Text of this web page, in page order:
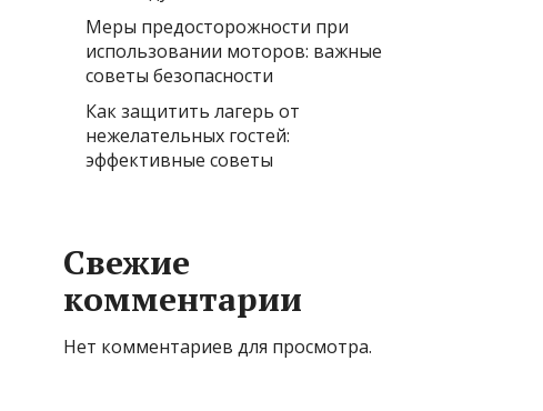
Меры предосторожности при
использовании моторов: важные
советы безопасности
Как защитить лагерь от
нежелательных гостей:
эффективные советы
Свежие
комментарии
Нет комментариев для просмотра.